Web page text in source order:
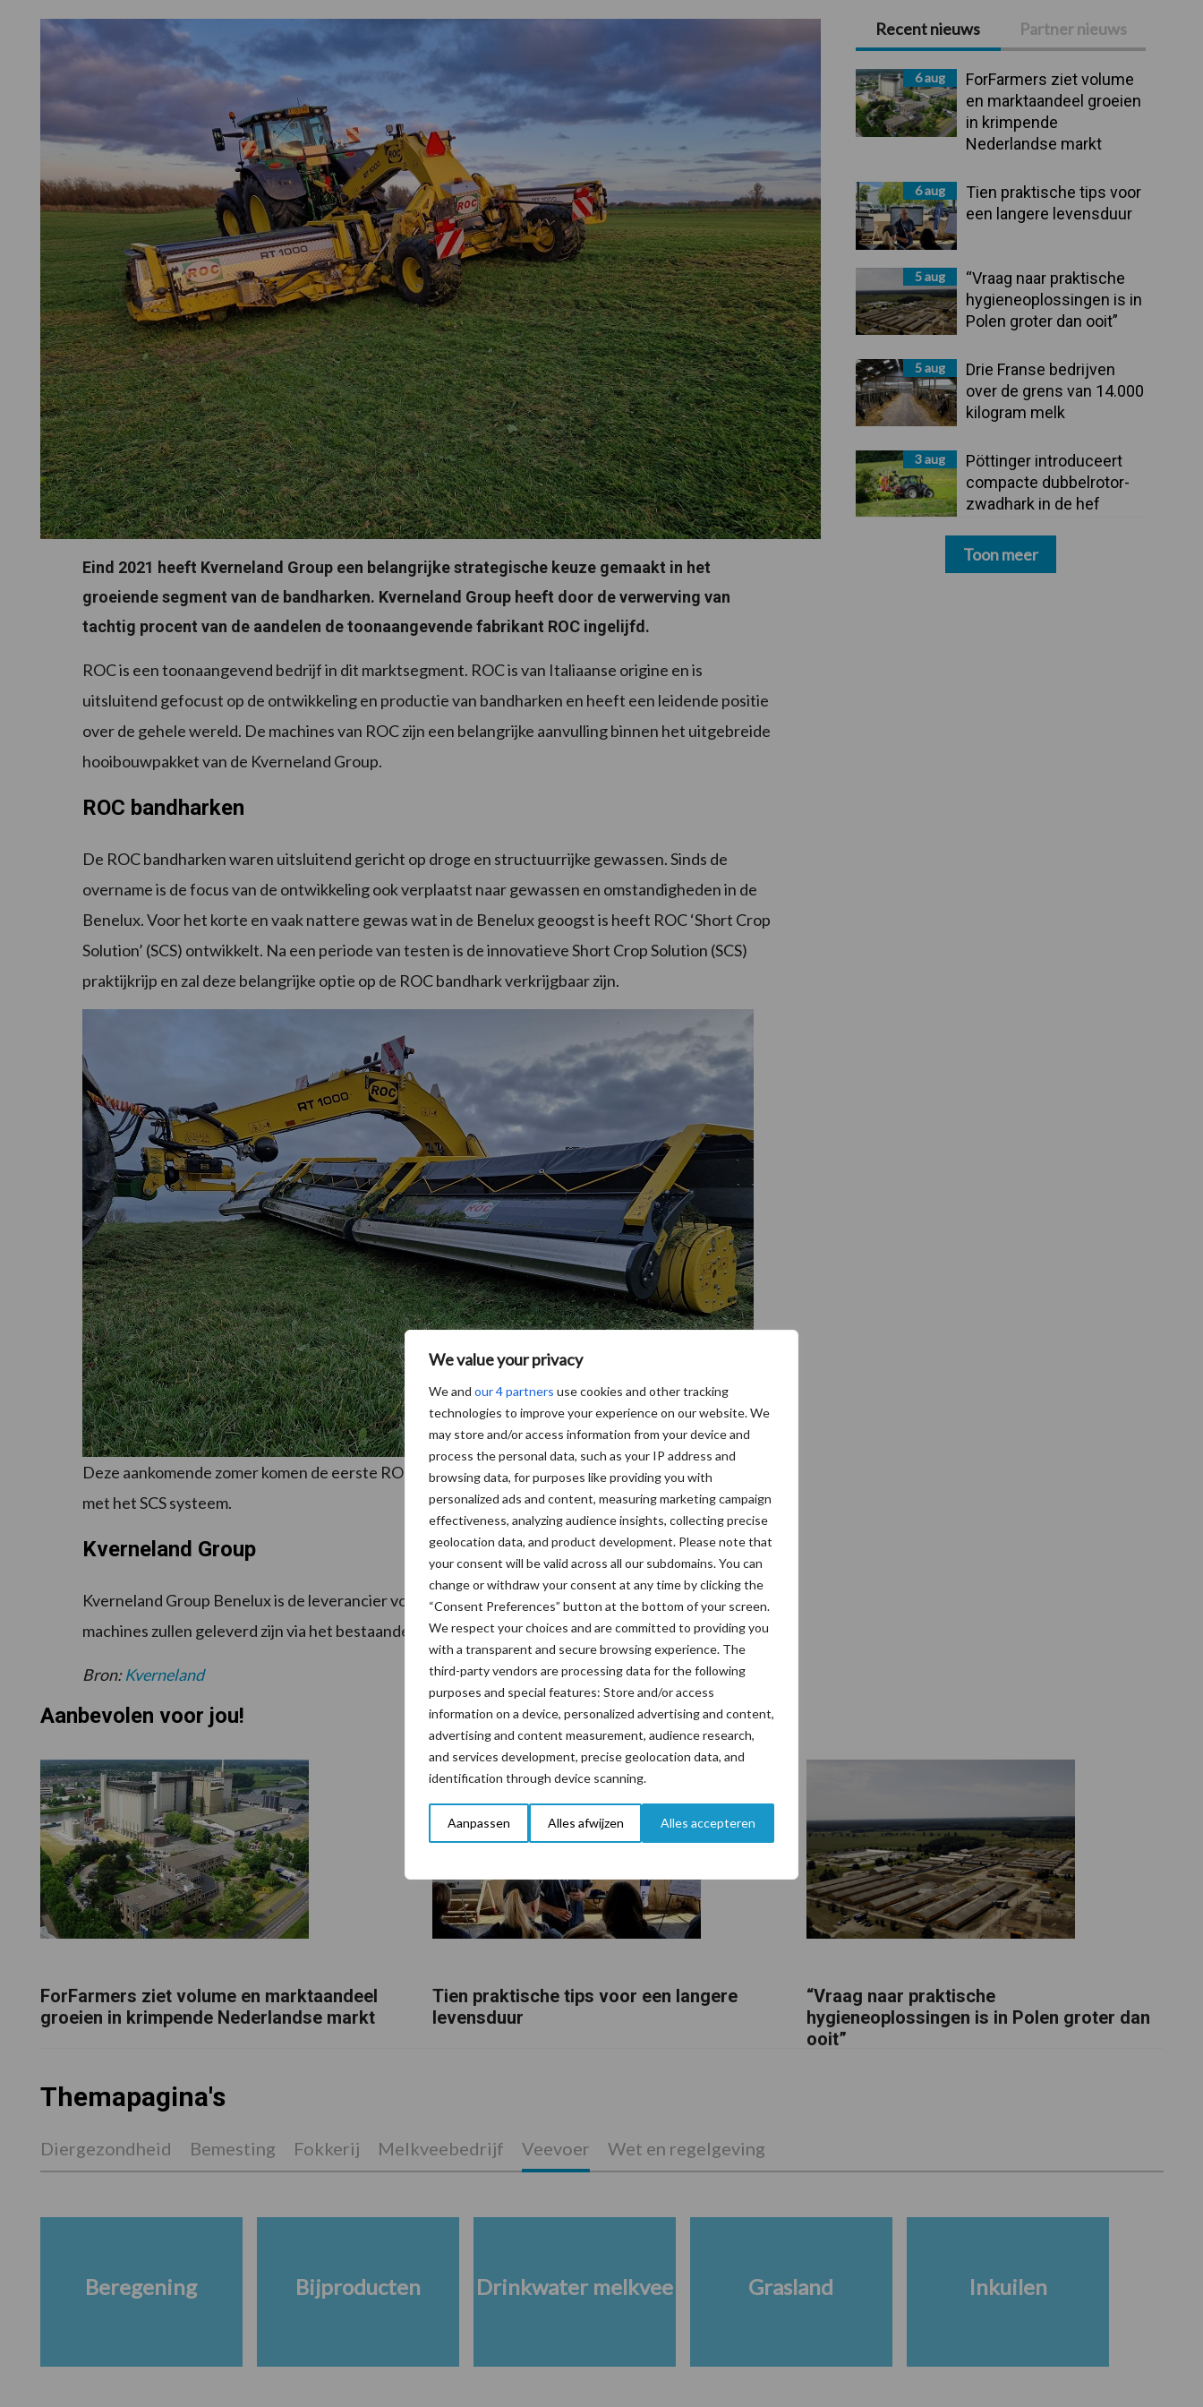
We value your privacy
We and our 4 partners use cookies and other tracking
technologies to improve your experience on our website. We
may store and/or access information from your device and
process the personal data, such as your IP address and
browsing data, for purposes like providing you with
personalized ads and content, measuring marketing campaign
effectiveness, analyzing audience insights, collecting precise
geolocation data, and product development. Please note that
your consent will be valid across all our subdomains. You can
change or withdraw your consent at any time by clicking the
“Consent Preferences” button at the bottom of your screen.
We respect your choices and are committed to providing you
with a transparent and secure browsing experience. The
third-party vendors are processing data for the following
purposes and special features: Store and/or access
information on a device, personalized advertising and content,
advertising and content measurement, audience research,
and services development, precise geolocation data, and
identification through device scanning.
Aanpassen Alles afwijzen Alles accepteren
Eind 2021 heeft Kverneland Group een belangrijke strategische keuze gemaakt in het
groeiende segment van de bandharken. Kverneland Group heeft door de verwerving van
tachtig procent van de aandelen de toonaangevende fabrikant ROC ingelijfd.
ROC is een toonaangevend bedrijf in dit marktsegment. ROC is van Italiaanse origine en is
uitsluitend gefocust op de ontwikkeling en productie van bandharken en heeft een leidende positie
over de gehele wereld. De machines van ROC zijn een belangrijke aanvulling binnen het uitgebreide
hooibouwpakket van de Kverneland Group.
ROC bandharken
De ROC bandharken waren uitsluitend gericht op droge en structuurrijke gewassen. Sinds de
overname is de focus van de ontwikkeling ook verplaatst naar gewassen en omstandigheden in de
Benelux. Voor het korte en vaak nattere gewas wat in de Benelux geoogst is heeft ROC ‘Short Crop
Solution’ (SCS) ontwikkelt. Na een periode van testen is de innovatieve Short Crop Solution (SCS)
praktijkrijp en zal deze belangrijke optie op de ROC bandhark verkrijgbaar zijn.
Deze aankomende zomer komen de eerste ROC bandharken naar de Benelux welke zijn uitgerust
met het SCS systeem.
Kverneland Group
Kverneland Group Benelux is de leverancier voor de ROC bandharken in de gehele Benelux. De
machines zullen geleverd zijn via het bestaande dealernetwerk van Kverneland Group Benelux.
Bron:Kverneland
Primaire
Sidebar
Recent nieuws Partner nieuws
6 aug
ForFarmers ziet volume
en marktaandeel groeien
in krimpende
Nederlandse markt
6 aug
Tien praktische tips voor
een langere levensduur
5 aug
“Vraag naar praktische
hygieneoplossingen is in
Polen groter dan ooit”
5 aug
Drie Franse bedrijven
over de grens van 14.000
kilogram melk
3 aug
Pöttinger introduceert
compacte dubbelrotor-
zwadhark in de hef
Toon meer
Aanbevolen voor jou!
ForFarmers ziet volume en marktaandeel
groeien in krimpende Nederlandse markt
Tien praktische tips voor een langere
levensduur
“Vraag naar praktische
hygieneoplossingen is in Polen groter dan
ooit”
Themapagina's
Diergezondheid Bemesting Fokkerij Melkveebedrijf Veevoer Wet en regelgeving
Beregening Bijproducten Drinkwater melkvee Grasland Inkuilen